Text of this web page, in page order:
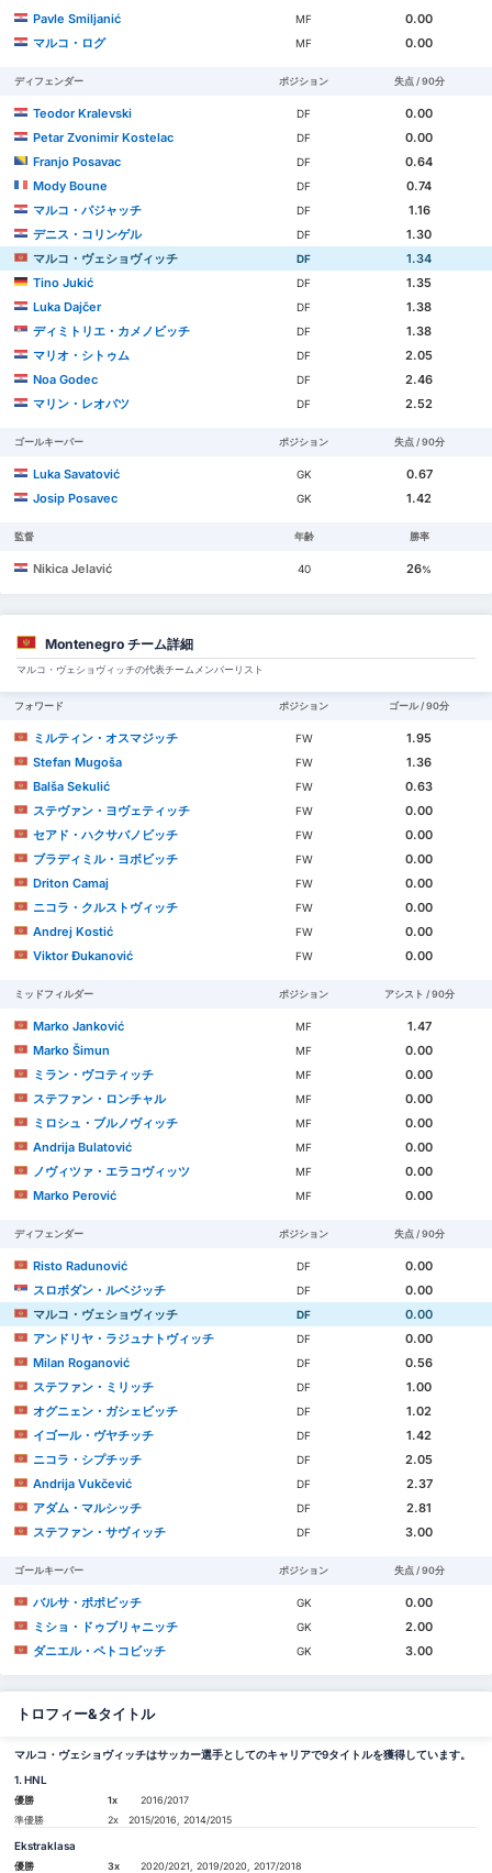
Pavle Smiljanić
MF
0.00
マルコ・ログ
MF 0.00
ディフェンダー ポジション 失点 / 90分
Teodor Kralevski DF
0.00
Petar Zvonimir Kostelac
DF
0.00
Franjo Posavac
DF
0.64
Mody Boune
DF
0.74
マルコ・パジャッチ
DF
1.16
デニス・コリンゲル
DF
1.30
マルコ・ヴェショヴィッチ
DF
1.34
Tino Jukić
DF
1.35
Luka Dajčer
DF
1.38
ディミトリエ・カメノビッチ
DF
1.38
マリオ・シトゥム
DF
2.05
Noa Godec
DF
2.46
マリン・レオバツ
DF 2.52
ゴールキーパー ポジション 失点 / 90分
Luka Savatović GK
0.67
Josip Posavec
GK 1.42
監督 年齢 勝率
Nikica Jelavić 40 26%
Montenegro チーム詳細
マルコ・ヴェショヴィッチの代表チームメンバーリスト
フォワード ポジション ゴール / 90分
ミルティン・オスマジッチ FW
1.95
Stefan Mugoša
FW
1.36
Balša Sekulić
FW
0.63
ステヴァン・ヨヴェティッチ
FW
0.00
セアド・ハクサバノビッチ
FW
0.00
ブラディミル・ヨボビッチ
FW
0.00
Driton Camaj
FW
0.00
ニコラ・クルストヴィッチ
FW
0.00
Andrej Kostić
FW
0.00
Viktor Đukanović
FW 0.00
ミッドフィルダー ポジション アシスト / 90分
Marko Janković MF
1.47
Marko Šimun
MF
0.00
ミラン・ヴコティッチ
MF
0.00
ステファン・ロンチャル
MF
0.00
ミロシュ・ブルノヴィッチ
MF
0.00
Andrija Bulatović
MF
0.00
ノヴィツァ・エラコヴィッツ
MF
0.00
Marko Perović
MF 0.00
ディフェンダー ポジション 失点 / 90分
Risto Radunović DF
0.00
スロボダン・ルベジッチ
DF
0.00
マルコ・ヴェショヴィッチ
DF
0.00
アンドリヤ・ラジュナトヴィッチ
DF
0.00
Milan Roganović
DF
0.56
ステファン・ミリッチ
DF
1.00
オグニェン・ガシェビッチ
DF
1.02
イゴール・ヴヤチッチ
DF
1.42
ニコラ・シプチッチ
DF
2.05
Andrija Vukčević
DF
2.37
アダム・マルシッチ
DF
2.81
ステファン・サヴィッチ
DF 3.00
ゴールキーパー ポジション 失点 / 90分
バルサ・ポポビッチ GK
0.00
ミショ・ドゥブリャニッチ
GK
2.00
ダニエル・ペトコビッチ
GK 3.00
トロフィー&タイトル
マルコ・ヴェショヴィッチはサッカー選手としてのキャリアで9タイトルを獲得しています。
1. HNL
優勝 1x
2016/2017
準優勝
2x 2015/2016, 2014/2015
Ekstraklasa
優勝 3x
2020/2021, 2019/2020, 2017/2018